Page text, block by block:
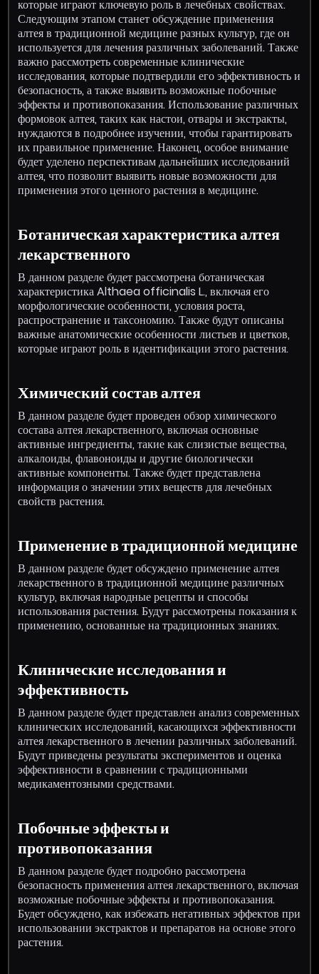
которые играют ключевую роль в лечебных свойствах.
Следующим этапом станет обсуждение применения
алтея в традиционной медицине разных культур, где он
используется для лечения различных заболеваний. Также
важно рассмотреть современные клинические
исследования, которые подтвердили его эффективность и
безопасность, а также выявить возможные побочные
эффекты и противопоказания. Использование различных
формовок алтея, таких как настои, отвары и экстракты,
нуждаются в подробнее изучении, чтобы гарантировать
их правильное применение. Наконец, особое внимание
будет уделено перспективам дальнейших исследований
алтея, что позволит выявить новые возможности для
применения этого ценного растения в медицине.
Ботаническая характеристика алтея
лекарственного
В данном разделе будет рассмотрена ботаническая
характеристика Althaea officinalis L., включая его
морфологические особенности, условия роста,
распространение и таксономию. Также будут описаны
важные анатомические особенности листьев и цветков,
которые играют роль в идентификации этого растения.
Химический состав алтея
В данном разделе будет проведен обзор химического
состава алтея лекарственного, включая основные
активные ингредиенты, такие как слизистые вещества,
алкалоиды, флавоноиды и другие биологически
активные компоненты. Также будет представлена
информация о значении этих веществ для лечебных
свойств растения.
Применение в традиционной медицине
В данном разделе будет обсуждено применение алтея
лекарственного в традиционной медицине различных
культур, включая народные рецепты и способы
использования растения. Будут рассмотрены показания к
применению, основанные на традиционных знаниях.
Клинические исследования и
эффективность
В данном разделе будет представлен анализ современных
клинических исследований, касающихся эффективности
алтея лекарственного в лечении различных заболеваний.
Будут приведены результаты экспериментов и оценка
эффективности в сравнении с традиционными
медикаментозными средствами.
Побочные эффекты и
противопоказания
В данном разделе будет подробно рассмотрена
безопасность применения алтея лекарственного, включая
возможные побочные эффекты и противопоказания.
Будет обсуждено, как избежать негативных эффектов при
использовании экстрактов и препаратов на основе этого
растения.